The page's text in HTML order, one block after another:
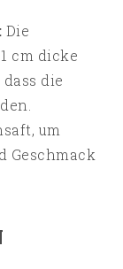
Die
cm dicke
die
um
Geschmack